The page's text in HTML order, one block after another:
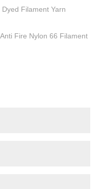
Filament Yarn
Fire Nylon 66 Filament